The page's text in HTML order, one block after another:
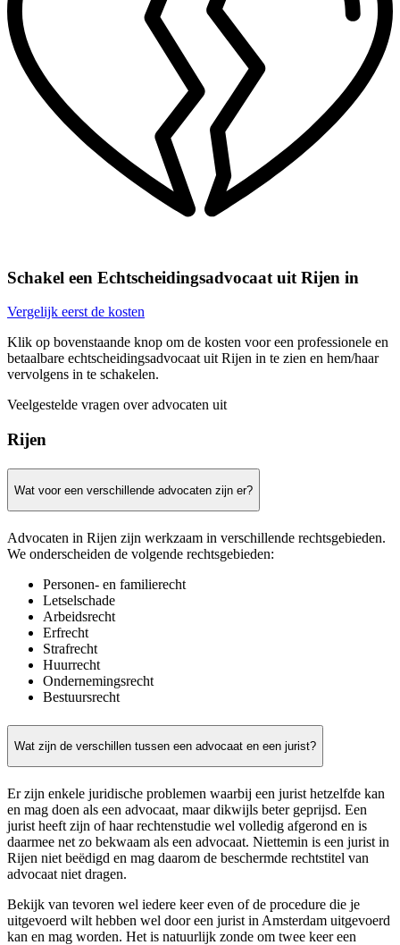
Schakel een Echtscheidingsadvocaat uit Rijen in
Vergelijk eerst de kosten
Klik op bovenstaande knop om de kosten voor een professionele en
betaalbare echtscheidingsadvocaat uit Rijen in te zien en hem/haar
vervolgens in te schakelen.
Veelgestelde vragen over advocaten uit
Rijen
Wat voor een verschillende advocaten zijn er?
Advocaten in Rijen zijn werkzaam in verschillende rechtsgebieden.
We onderscheiden de volgende rechtsgebieden:
Personen- en familierecht
Letselschade
Arbeidsrecht
Erfrecht
Strafrecht
Huurrecht
Ondernemingsrecht
Bestuursrecht
Wat zijn de verschillen tussen een advocaat en een jurist?
Er zijn enkele juridische problemen waarbij een jurist hetzelfde kan
en mag doen als een advocaat, maar dikwijls beter geprijsd. Een
jurist heeft zijn of haar rechtenstudie wel volledig afgerond en is
daarmee net zo bekwaam als een advocaat. Niettemin is een jurist in
Rijen niet beëdigd en mag daarom de beschermde rechtstitel van
advocaat niet dragen.
Bekijk van tevoren wel iedere keer even of de procedure die je
uitgevoerd wilt hebben wel door een jurist in Amsterdam uitgevoerd
kan en mag worden. Het is natuurlijk zonde om twee keer een